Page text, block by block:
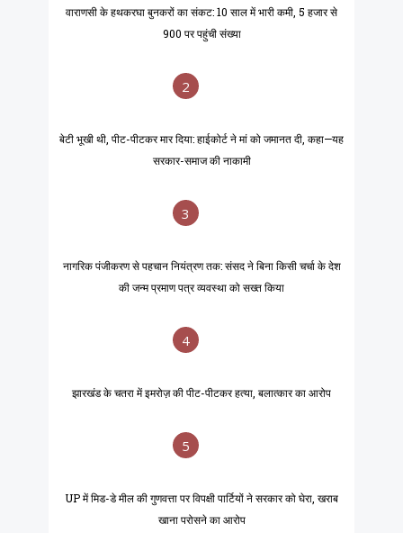
वाराणसी के हथकरघा बुनकरों का संकट: 10 साल में भारी कमी, 5 हजार से
900 पर पहुंची संख्या
2
बेटी भूखी थी, पीट-पीटकर मार दिया: हाईकोर्ट ने मां को जमानत दी, कहा—यह
सरकार-समाज की नाकामी
3
नागरिक पंजीकरण से पहचान नियंत्रण तक: संसद ने बिना किसी चर्चा के देश
की जन्म प्रमाण पत्र व्यवस्था को सख्त किया
4
झारखंड के चतरा में इमरोज़ की पीट-पीटकर हत्या, बलात्कार का आरोप
5
UP में मिड-डे मील की गुणवत्ता पर विपक्षी पार्टियों ने सरकार को घेरा, खराब
खाना परोसने का आरोप